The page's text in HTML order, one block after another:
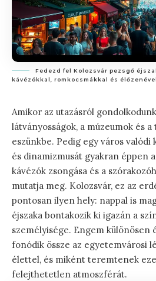
Fedezd fel Kolozsvár pezsgő
kávézókkal, romkocsmákkal és
Amikor az utazásról
látványosságok, a múzeumok és
eszünkbe. Pedig egy város
és dinamizmusát gyakran éppen
kávézók zsongása és a
mutatja meg. Kolozsvár, ez az
pontosan ilyen hely: nappal is
éjszaka bontakozik ki igazán a
személyisége. Engem különösen
fonódik össze az egyetemvárosi
élettel, és miként teremtenek
felejthetetlen atmoszférát.